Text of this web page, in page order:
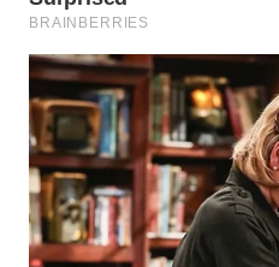
PAKPAK
WN
KARAWANG
WN
BEKASI